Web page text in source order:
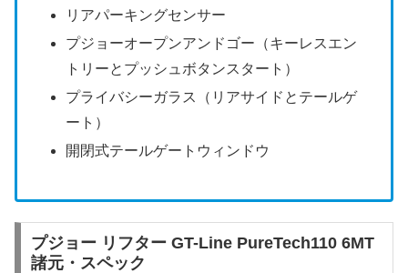
リアパーキングセンサー
プジョーオープンアンドゴー（キーレスエン
トリーとプッシュボタンスタート）
プライバシーガラス（リアサイドとテールゲ
ート）
開閉式テールゲートウィンドウ
プジョー リフター GT-Line PureTech110 6MT
諸元・スペック